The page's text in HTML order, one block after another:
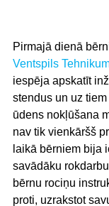
Pirmajā dienā
Ventspils
iespēja apskatīt
stendus un uz
ūdens nokļūšana
nav tik vienkāršš
laikā bērniem bija
savādāku
bērnu rociņu
proti, uzrakstot